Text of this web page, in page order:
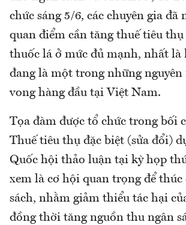
chức sáng 5/6, các chuyên gia đã
quan điểm cần tăng thuế tiêu
thuốc lá ở mức đủ mạnh, nhất là
đang là một trong những nguyên
vong hàng đầu tại Việt Nam.
Tọa đàm được tổ chức trong bối
Thuế tiêu thụ đặc biệt (sửa đổi)
Quốc hội thảo luận tại kỳ họp
xem là cơ hội quan trọng để thúc
sách, nhằm giảm thiểu tác hại
đồng thời tăng nguồn thu ngân